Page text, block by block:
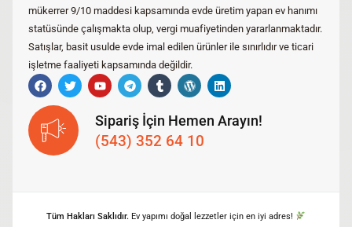
mükerrer 9/10 maddesi kapsamında evde üretim yapan ev hanımı
statüsünde çalışmakta olup, vergi muafiyetinden yararlanmaktadır.
Satışlar, basit usulde evde imal edilen ürünler ile sınırlıdır ve ticari
işletme faaliyeti kapsamında değildir.
Sipariş İçin Hemen Arayın!
(543) 352 64 10
Tüm Hakları Saklıdır. Ev yapımı doğal lezzetler için en iyi adres!